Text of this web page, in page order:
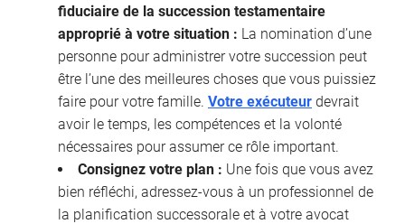
fiduciaire de la succession testamentaire
approprié à votre situation : La nomination d’une
personne pour administrer votre succession peut
être l’une des meilleures choses que vous puissiez
faire pour votre famille. Votre exécuteur devrait
avoir le temps, les compétences et la volonté
nécessaires pour assumer ce rôle important.
Consignez votre plan : Une fois que vous avez
bien réfléchi, adressez-vous à un professionnel de
la planification successorale et à votre avocat